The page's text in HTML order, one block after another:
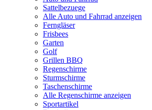
Sattelbezuege
Alle Auto und Fahrrad anzeigen
Ferngläser
Frisbees
Garten
Golf
Grillen BBQ
Regenschirme
Sturmschirme
Taschenschirme
Alle Regenschirme anzeigen
Sportartikel